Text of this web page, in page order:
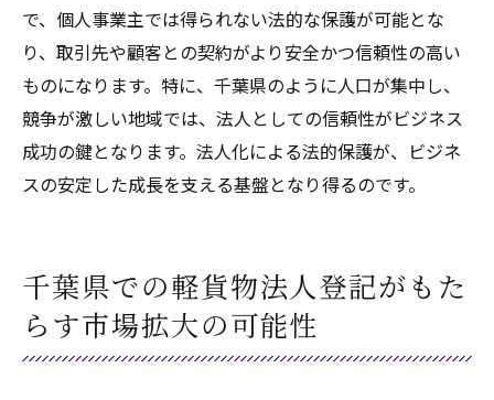
で、個人事業主では得られない法的な保護が可能とな
り、取引先や顧客との契約がより安全かつ信頼性の高い
ものになります。特に、千葉県のように人口が集中し、
競争が激しい地域では、法人としての信頼性がビジネス
成功の鍵となります。法人化による法的保護が、ビジネ
スの安定した成長を支える基盤となり得るのです。
千葉県での軽貨物法人登記がもた
らす市場拡大の可能性